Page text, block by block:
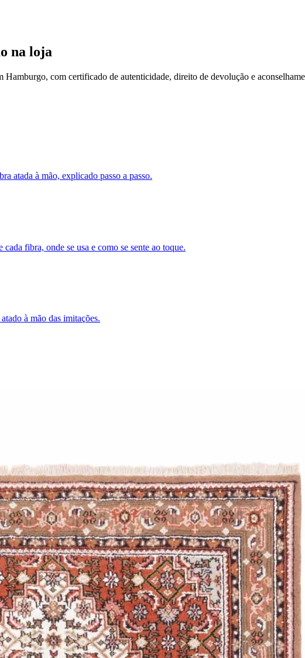
na loja
Hamburgo, com certificado de autenticidade, direito de devolução e
atada à mão, explicado passo a passo.
fibra, onde se usa e como se sente ao toque.
à mão das imitações.